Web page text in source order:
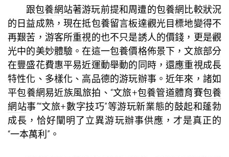
跟包養網站著游玩前提和周遭的包養網比較狀況
的日益成熟，現在抵包養留言板達觀光目標地變得不
再艱苦，游客所重視的也不只是誘人的價錢，更是觀
光中的美妙體驗。在這一包養價格佈景下，文旅部分
在豐盛花費惠平易近運動舉動的同時，還應重視成長
特性化、多樣化、高品德的游玩辦事。近年來，諸如
平包養網易近族風旅拍、“文旅+包養管道體育賽包養
網站事”“文旅+數字技巧”等游玩新業態的鼓起和蓬勃
成長，恰好闡明了立異游玩辦事供應，才是真正的
“一本萬利”。